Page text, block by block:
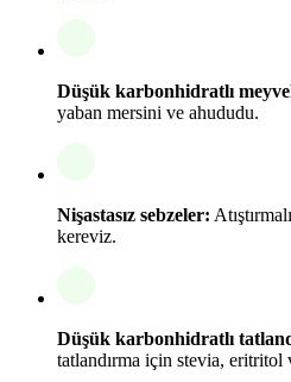
Düşük karbonhidratlı
yaban mersini ve ahududu.
Nişastasız sebzeler:
kereviz.
Düşük karbonhidratlı
tatlandırma için stevia, eritritol